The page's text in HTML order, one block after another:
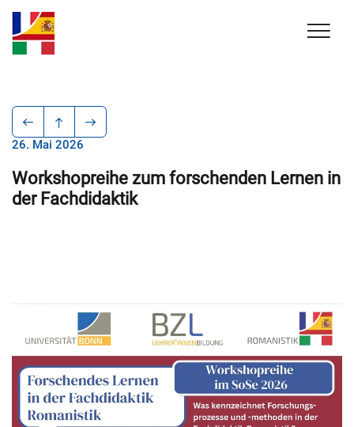
26. Mai 2026
Workshopreihe zum forschenden Lernen in
der Fachdidaktik